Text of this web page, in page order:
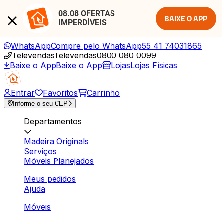
08.08 OFERTAS
IMPERDÍVEIS
BAIXE O APP
WhatsAppCompre pelo WhatsApp55 41 74031865
TelevendasTelevendas0800 080 0099
Baixe o AppBaixe o App LojasLojas Físicas
Entrar Favoritos Carrinho
Informe o seu CEP
Departamentos
Madeira Originals
Serviços
Móveis Planejados
Meus pedidos
Ajuda
Móveis